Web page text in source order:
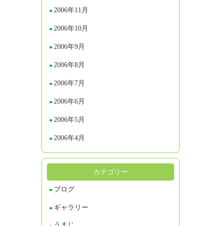
2006年11月
2006年10月
2006年9月
2006年8月
2006年7月
2006年6月
2006年5月
2006年4月
カテゴリー
ブログ
ギャラリー